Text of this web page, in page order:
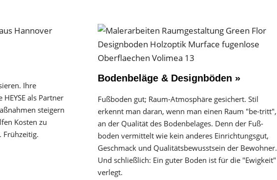
Ihre
als Partner
steigern
Kosten zu
Frühzeitig.
Bodenbeläge & Designböden »
Fußboden gut; Raum-Atmosphäre gesichert. Stil
erkennt man daran, wenn man einen Raum "be-tritt",
an der Qualität des Boden­belages. Denn der Fuß­
boden vermittelt wie kein anderes Einrichtungs­gut,
Geschmack und Qualitäts­bewusstsein der Bewohner.
Und schließlich: Ein guter Boden ist für die "Ewigkeit"
verlegt.